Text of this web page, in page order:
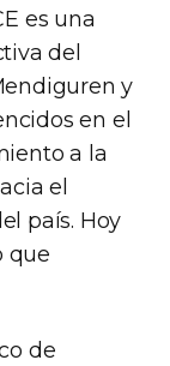
es una
del
y
en el
a la
el
país. Hoy
que
de